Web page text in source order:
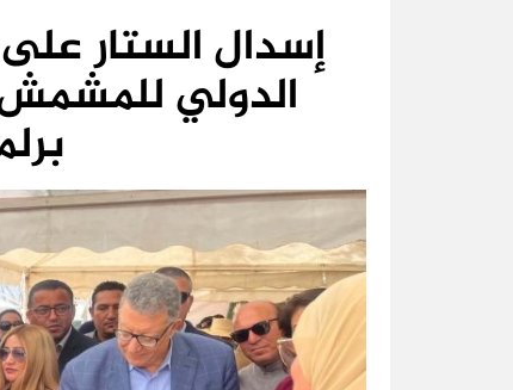
إسدال الستار على
الدولي